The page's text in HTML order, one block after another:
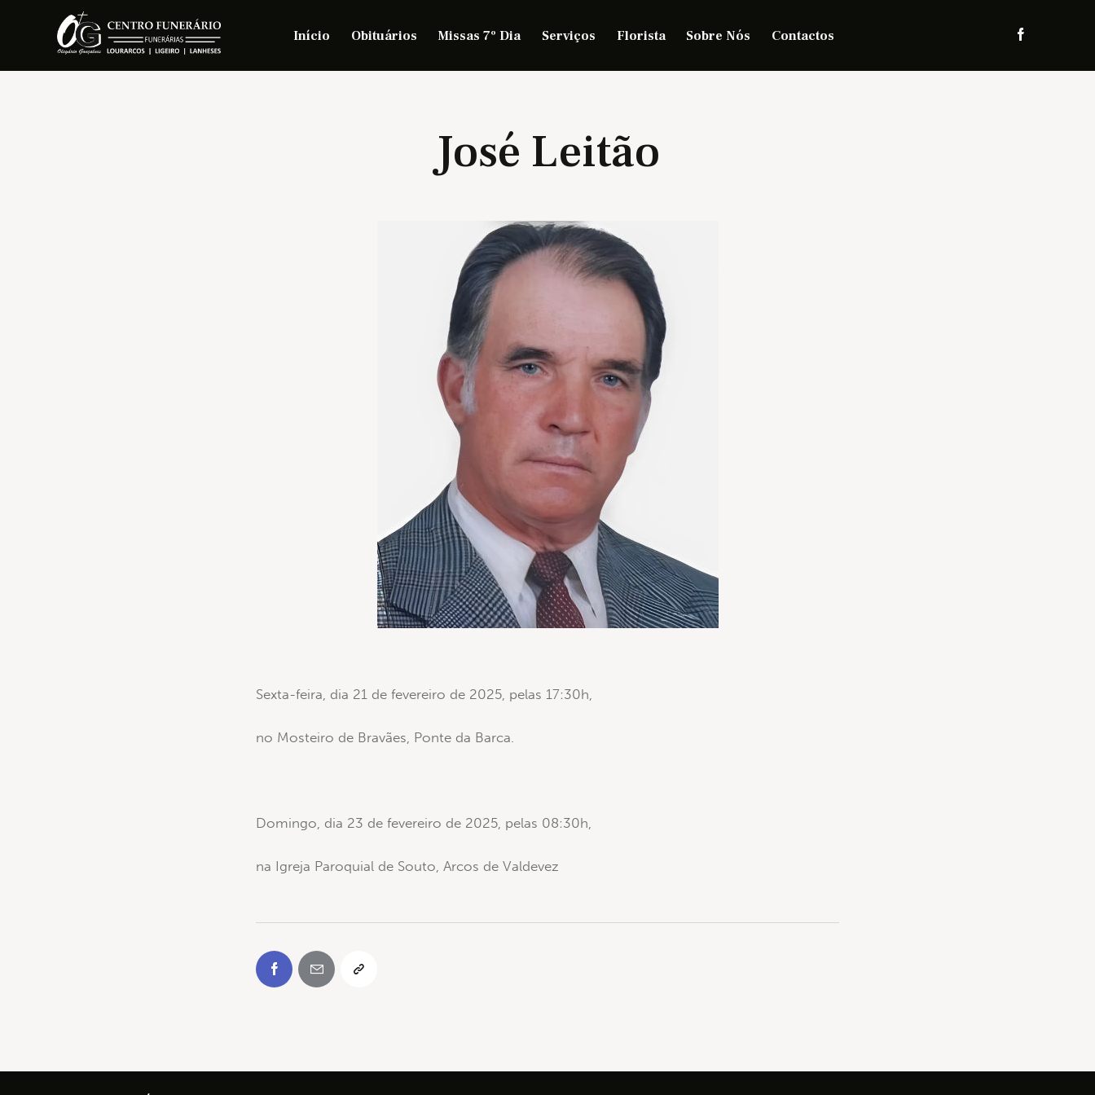
Início Obituários Missas 7º Dia Serviços Florista Sobre Nós Contactos
José Leitão
Sexta-feira, dia 21 de fevereiro de 2025, pelas 17:30h,
no Mosteiro de Bravães, Ponte da Barca.
Domingo, dia 23 de fevereiro de 2025, pelas 08:30h,
na Igreja Paroquial de Souto, Arcos de Valdevez